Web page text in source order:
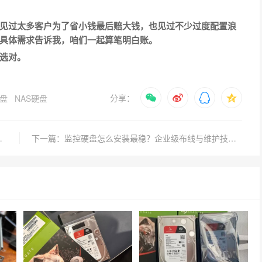
过太多客户为了省小钱最后赔大钱，也见过不少过度配置浪
需求告诉我，咱们一起算笔明白账。
对。
NAS硬盘 分享：
避坑？ 下一篇：监控硬盘怎么安装最稳？企业级布线与维护技巧有哪些？